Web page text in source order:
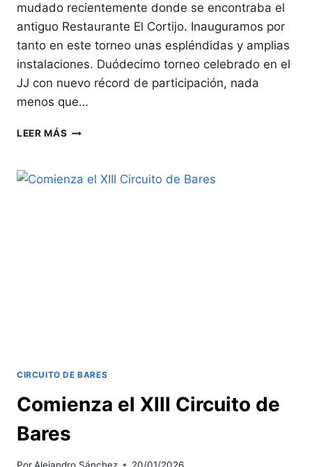
mudado recientemente donde se encontraba el
antiguo Restaurante El Cortijo. Inauguramos por
tanto en este torneo unas espléndidas y amplias
instalaciones. Duódecimo torneo celebrado en el
JJ con nuevo récord de participación, nada
menos que…
LEER MÁS MARI
GANA
CIRCUITO DE BARES
Comienza el XIII Circuito de
Bares
PorAlejandro Sánchez 20/01/2026